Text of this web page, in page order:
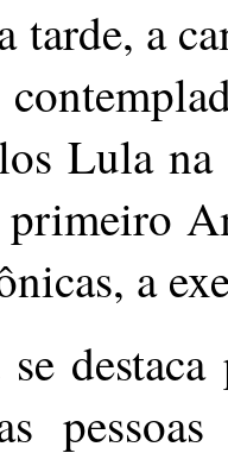
tarde, a
Lula
a